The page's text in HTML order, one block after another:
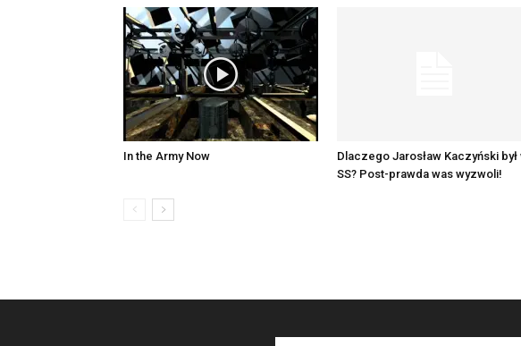
In the Army Now
Dlaczego Jarosław Kaczyński był
SS? Post-prawda was wyzwoli!